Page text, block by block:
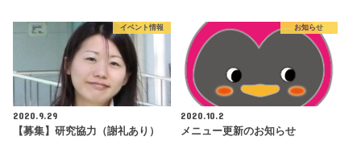
イベント情報
2020.9.29
【募集】研究協力（謝礼あり）
お知らせ
2020.10.2
メニュー更新のお知らせ